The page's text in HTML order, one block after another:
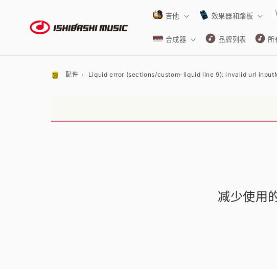
吉他 效果器和踏板
合成器 品牌列表 所
配件 Liquid error (sections/custom-liquid line 9): invalid url input
减少使用